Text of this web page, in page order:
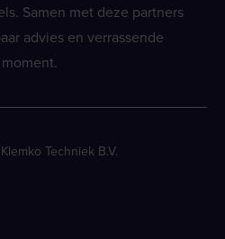
Samen met deze partners
advies en verrassende
Techniek B.V.